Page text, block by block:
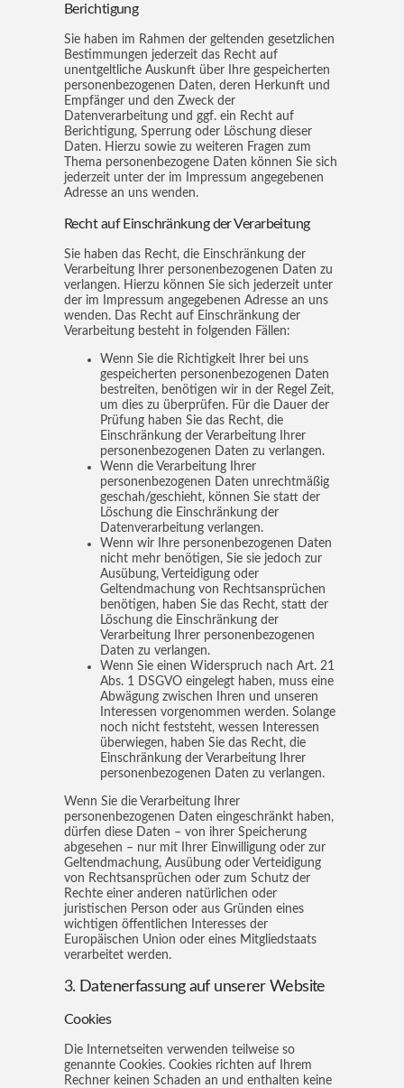
Berichtigung
Sie haben im Rahmen der geltenden gesetzlichen
Bestimmungen jederzeit das Recht auf
unentgeltliche Auskunft über Ihre gespeicherten
personenbezogenen Daten, deren Herkunft und
Empfänger und den Zweck der
Datenverarbeitung und ggf. ein Recht auf
Berichtigung, Sperrung oder Löschung dieser
Daten. Hierzu sowie zu weiteren Fragen zum
Thema personenbezogene Daten können Sie sich
jederzeit unter der im Impressum angegebenen
Adresse an uns wenden.
Recht auf Einschränkung der Verarbeitung
Sie haben das Recht, die Einschränkung der
Verarbeitung Ihrer personenbezogenen Daten zu
verlangen. Hierzu können Sie sich jederzeit unter
der im Impressum angegebenen Adresse an uns
wenden. Das Recht auf Einschränkung der
Verarbeitung besteht in folgenden Fällen:
Wenn Sie die Richtigkeit Ihrer bei uns
gespeicherten personenbezogenen Daten
bestreiten, benötigen wir in der Regel Zeit,
um dies zu überprüfen. Für die Dauer der
Prüfung haben Sie das Recht, die
Einschränkung der Verarbeitung Ihrer
personenbezogenen Daten zu verlangen.
Wenn die Verarbeitung Ihrer
personenbezogenen Daten unrechtmäßig
geschah/geschieht, können Sie statt der
Löschung die Einschränkung der
Datenverarbeitung verlangen.
Wenn wir Ihre personenbezogenen Daten
nicht mehr benötigen, Sie sie jedoch zur
Ausübung, Verteidigung oder
Geltendmachung von Rechtsansprüchen
benötigen, haben Sie das Recht, statt der
Löschung die Einschränkung der
Verarbeitung Ihrer personenbezogenen
Daten zu verlangen.
Wenn Sie einen Widerspruch nach Art. 21
Abs. 1 DSGVO eingelegt haben, muss eine
Abwägung zwischen Ihren und unseren
Interessen vorgenommen werden. Solange
noch nicht feststeht, wessen Interessen
überwiegen, haben Sie das Recht, die
Einschränkung der Verarbeitung Ihrer
personenbezogenen Daten zu verlangen.
Wenn Sie die Verarbeitung Ihrer
personenbezogenen Daten eingeschränkt haben,
dürfen diese Daten – von ihrer Speicherung
abgesehen – nur mit Ihrer Einwilligung oder zur
Geltendmachung, Ausübung oder Verteidigung
von Rechtsansprüchen oder zum Schutz der
Rechte einer anderen natürlichen oder
juristischen Person oder aus Gründen eines
wichtigen öffentlichen Interesses der
Europäischen Union oder eines Mitgliedstaats
verarbeitet werden.
3. Datenerfassung auf unserer Website
Cookies
Die Internetseiten verwenden teilweise so
genannte Cookies. Cookies richten auf Ihrem
Rechner keinen Schaden an und enthalten keine